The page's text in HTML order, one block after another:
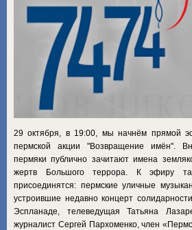
29 октября, в 19:00, мы начнём прямой
пермской акции "Возвращение имён".
пермяки публично зачитают имена
жертв Большого террора. К эфиру
присоединятся: пермские уличные
устроившие недавно концерт
Эспланаде, телеведущая Татьяна
журналист Сергей Пархоменко, член